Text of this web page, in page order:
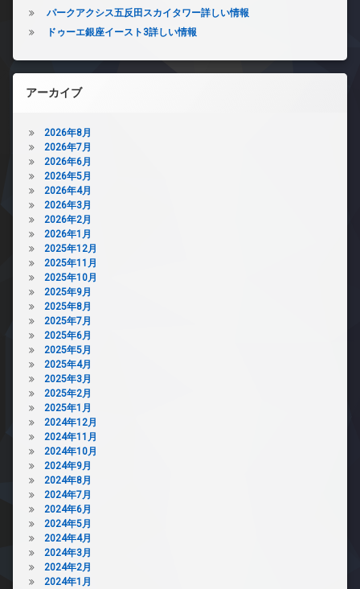
パークアクシス五反田スカイタワー詳しい情報
ドゥーエ銀座イースト3詳しい情報
アーカイブ
2026年8月
2026年7月
2026年6月
2026年5月
2026年4月
2026年3月
2026年2月
2026年1月
2025年12月
2025年11月
2025年10月
2025年9月
2025年8月
2025年7月
2025年6月
2025年5月
2025年4月
2025年3月
2025年2月
2025年1月
2024年12月
2024年11月
2024年10月
2024年9月
2024年8月
2024年7月
2024年6月
2024年5月
2024年4月
2024年3月
2024年2月
2024年1月